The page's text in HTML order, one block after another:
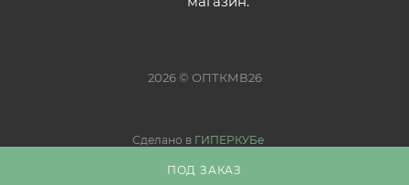
ПОД ЗАКАЗ
2026 © ОПТКМВ26
Сделано в ГИПЕРКУБе